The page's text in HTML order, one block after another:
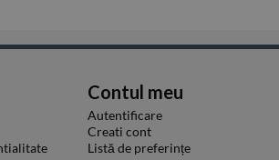
Contul meu
Autentificare
Creati cont
Listă de preferințe